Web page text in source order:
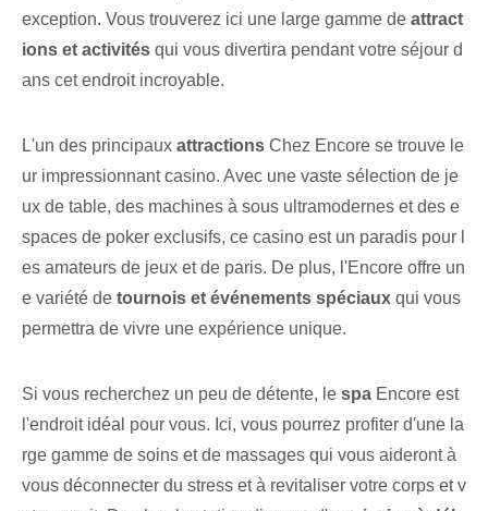
exception. Vous trouverez ici une large gamme de attract
ions et activités qui vous divertira pendant votre séjour d
ans cet endroit incroyable.
L'un des principaux attractions Chez Encore se trouve le
ur impressionnant casino. Avec une vaste sélection de je
ux de table, des machines à sous ultramodernes et des e
spaces de poker exclusifs, ce casino est un paradis pour l
es amateurs de jeux et de paris. De plus, l'Encore offre un
e variété de tournois et événements spéciaux qui vous
permettra de vivre une expérience unique.
Si vous recherchez un peu de détente, le spa Encore est
l'endroit idéal pour vous. Ici, vous pourrez profiter d'une la
rge gamme de soins et de massages qui vous aideront à
vous déconnecter du stress et à revitaliser votre corps et v